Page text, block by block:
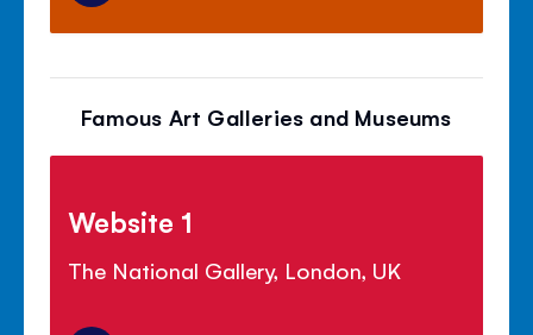
Famous Art Galleries and Museums
Website 1
The National Gallery, London, UK